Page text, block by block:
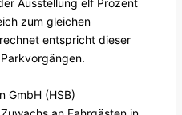
Ausstellung elf Prozent
zum gleichen
entspricht dieser
GmbH (HSB)